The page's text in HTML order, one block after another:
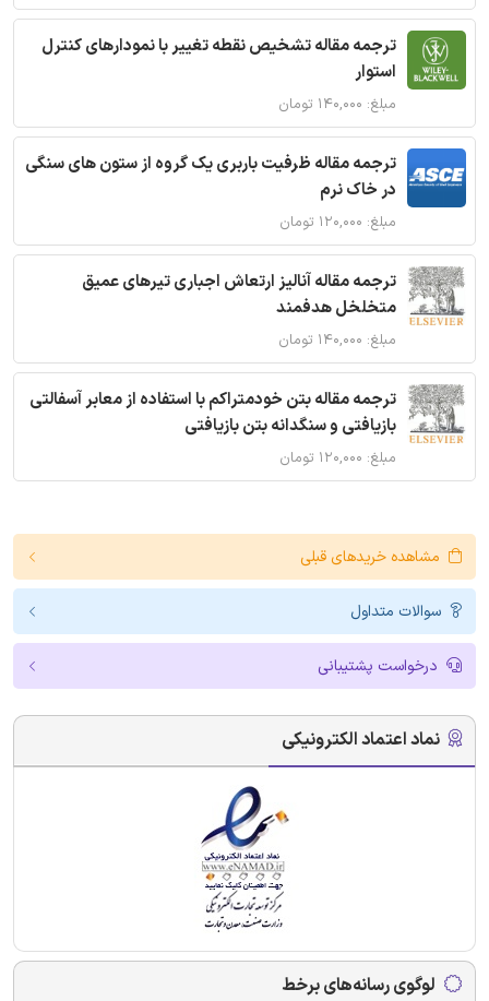
ترجمه مقاله تشخیص نقطه تغییر با نمودارهای کنترل
استوار
مبلغ: ۱۴۰,۰۰۰ تومان
ترجمه مقاله ظرفیت باربری یک گروه از ستون های سنگی
در خاک نرم
مبلغ: ۱۲۰,۰۰۰ تومان
ترجمه مقاله آنالیز ارتعاش اجباری تیرهای عمیق
متخلخل هدفمند
مبلغ: ۱۴۰,۰۰۰ تومان
ترجمه مقاله بتن خودمتراکم با استفاده از معابر آسفالتی
بازیافتی و سنگدانه بتن بازیافتی
مبلغ: ۱۲۰,۰۰۰ تومان
مشاهده خریدهای قبلی
سوالات متداول
درخواست پشتیبانی
نماد اعتماد الکترونیکی
لوگوی رسانه‌های برخط